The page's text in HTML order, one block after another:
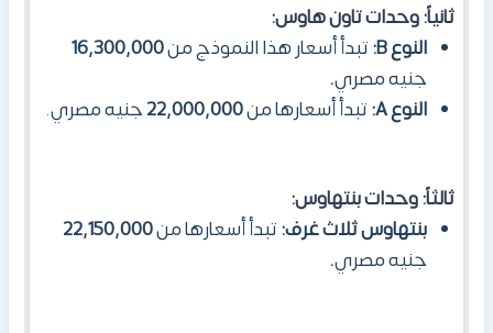
ثانياً: وحدات تاون هاوس:
النوع B:
تبدأ أسعار هذا النموذج من16,300,000
جنيه مصري.
النوع A:
تبدأ أسعارها من22,000,000جنيه مصري.
ثالثاً: وحدات بنتهاوس:
بنتهاوس ثلاث غرف:تبدأ أسعارها من22,150,000
جنيه مصري.